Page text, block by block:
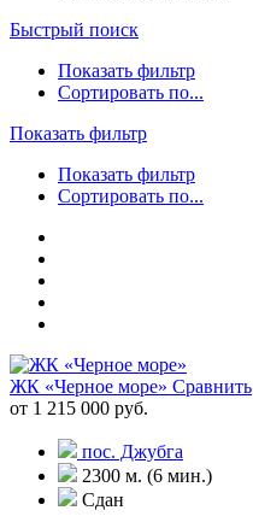
Быстрый поиск
Показать фильтр
Сортировать по...
Показать фильтр
Показать фильтр
Сортировать по...
ЖК «Черное море» Сравнить
от 1 215 000 руб.
пос. Джубга
2300 м. (6 мин.)
Сдан